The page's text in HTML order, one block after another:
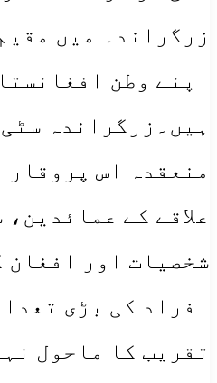
زرگراندہ میں
اپنے وطن
ہیں۔زرگراندہ
منعقدہ اس پروقار
علاقے کے
شخصیات اور افغان
افراد کی بڑی
تقریب کا ماحول